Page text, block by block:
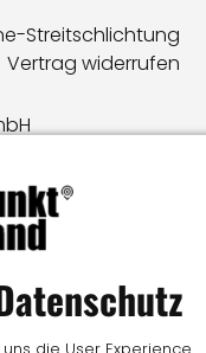
Streitschlichtung
Vertrag widerrufen